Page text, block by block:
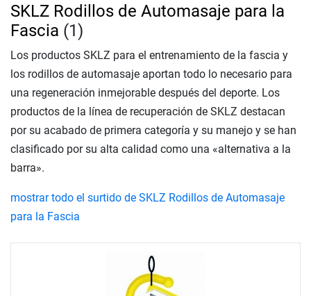
SKLZ Rodillos de Automasaje para la
Fascia (1)
Los productos SKLZ para el entrenamiento de la fascia y
los rodillos de automasaje aportan todo lo necesario para
una regeneración inmejorable después del deporte. Los
productos de la línea de recuperación de SKLZ destacan
por su acabado de primera categoría y su manejo y se han
clasificado por su alta calidad como una «alternativa a la
barra».
mostrar todo el surtido de SKLZ Rodillos de Automasaje
para la Fascia